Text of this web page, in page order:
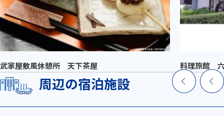
武家屋敷風休憩所 天下茶屋 料理旅館
周辺の宿泊施設